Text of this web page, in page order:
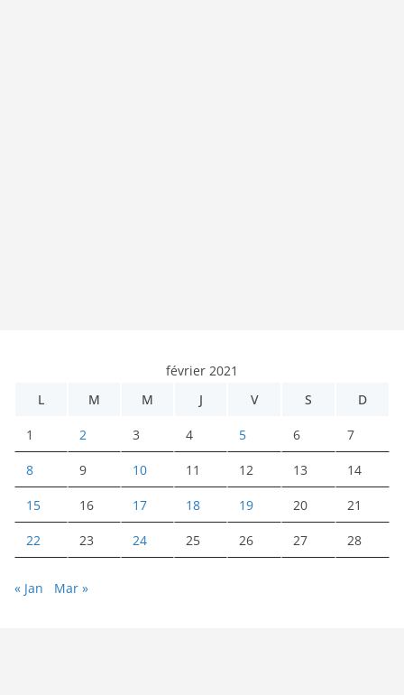
février 2021
L
M M J V S D
1 2 3 4 5 6 7
8 9 10 11 12 13 14
15 16 17 18 19 20 21
22 23 24 25 26 27 28
« Jan Mar »